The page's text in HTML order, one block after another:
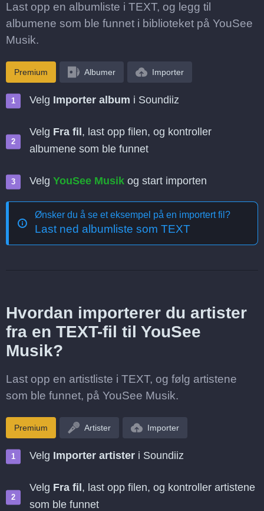
Last opp en albumliste i TEXT, og legg til
albumene som ble funnet i biblioteket på YouSee
Musik.
Premium Albumer Importer
Velg Importer album i Soundiiz
Velg Fra fil , last opp filen, og kontroller
albumene som ble funnet
Velg YouSee Musik og start importen
Ønsker du å se et eksempel på en importert fil?
Last ned albumliste som TEXT
Hvordan importerer du artister
fra en TEXT-fil til YouSee
Musik?
Last opp en artistliste i TEXT, og følg artistene
som ble funnet, på YouSee Musik.
Premium Artister Importer
Velg Importer artister i Soundiiz
Velg Fra fil , last opp filen, og kontroller artistene
som ble funnet